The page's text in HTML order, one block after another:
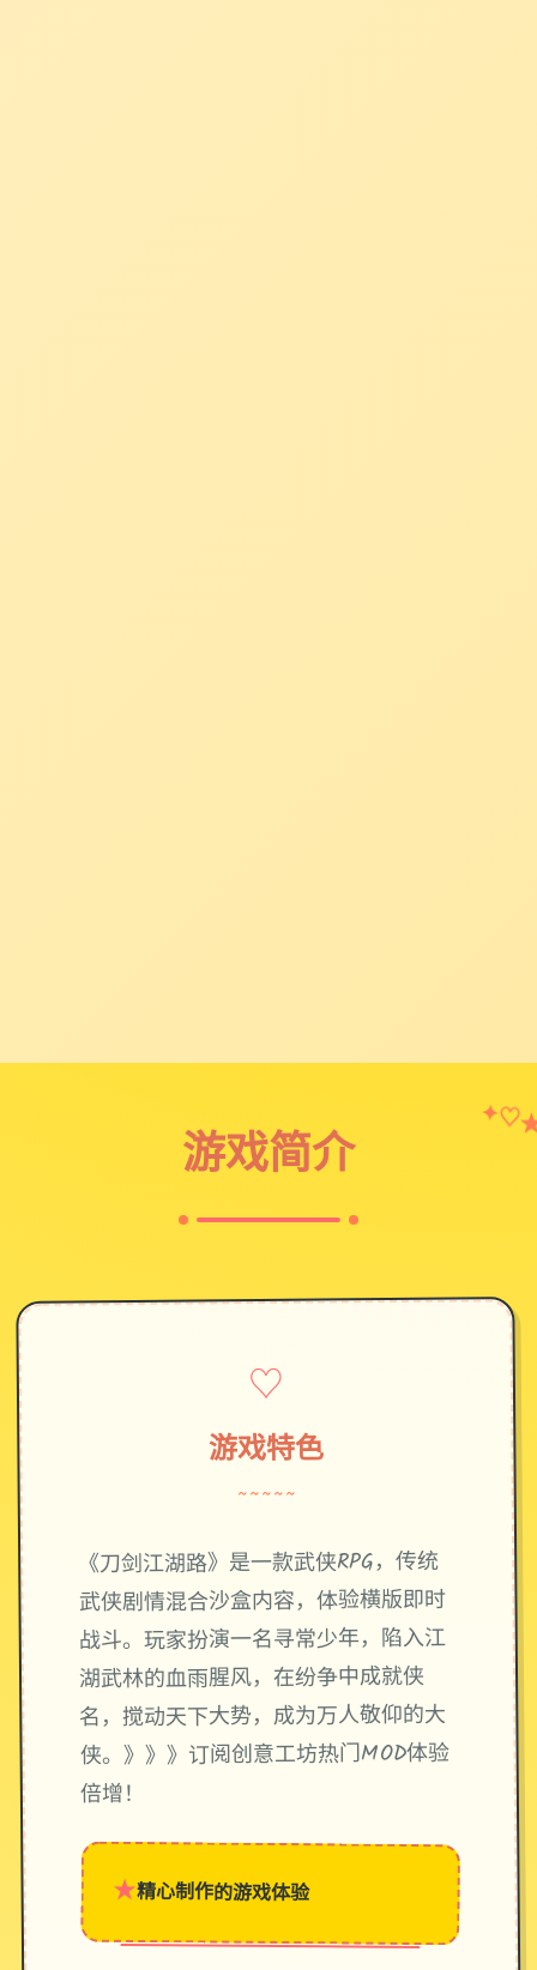
游戏简介
✦♡
♡
游戏特色
~~~~~
《刀剑江湖路》是一款武侠RPG，传统
武侠剧情混合沙盒内容，体验横版即时
战斗。玩家扮演一名寻常少年，陷入江
湖武林的血雨腥风，在纷争中成就侠
名，搅动天下大势，成为万人敬仰的大
侠。》》》订阅创意工坊热门MOD体验
倍增！
★精心制作的游戏体验